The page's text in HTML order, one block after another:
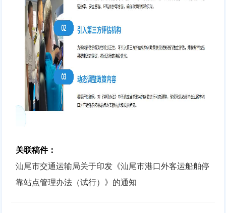
关联稿件：
汕尾市交通运输局关于印发《汕尾市港口外客运船舶停
靠站点管理办法（试行）》的通知